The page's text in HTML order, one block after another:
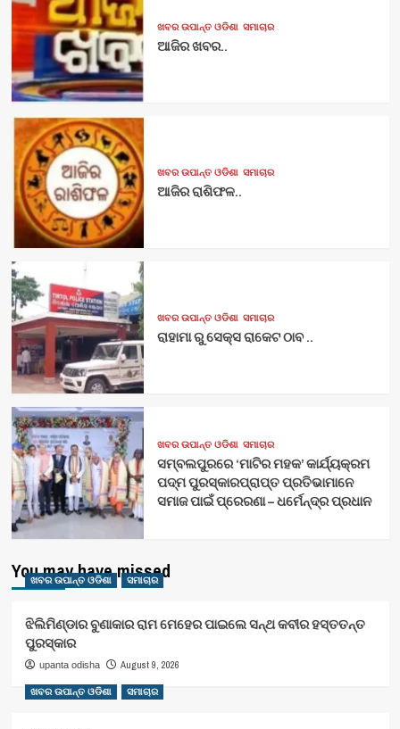
ଖବର ଉପାନ୍ତ ଓଡିଶା ସମାଚାର
ଆଜିର ଖବର..
ଖବର ଉପାନ୍ତ ଓଡିଶା ସମାଚାର
ଆଜିର ରାଶିଫଳ..
ଖବର ଉପାନ୍ତ ଓଡିଶା ସମାଚାର
ରାହାମା ରୁ ସେକ୍ସ ରାକେଟ ଠାବ ..
ଖବର ଉପାନ୍ତ ଓଡିଶା ସମାଚାର
ସମ୍ବଲପୁରରେ ‘ମାଟିର ମହକ’ କାର୍ଯ୍ୟକ୍ରମ
ପଦ୍ମ ପୁରସ୍କାରପ୍ରାପ୍ତ ପ୍ରତିଭାମାନେ
ସମାଜ ପାଇଁ ପ୍ରେରଣା – ଧର୍ମେନ୍ଦ୍ର ପ୍ରଧାନ
You may have missed
ଖବର ଉପାନ୍ତ ଓଡିଶା ସମାଚାର
ଝିଲିମିଣ୍ଡାର ବୁଣାକାର ରାମ ମେହେର ପାଇଲେ ସନ୍ଥ କବୀର ହସ୍ତତନ୍ତ
ପୁରସ୍କାର
upanta odisha August 9, 2026
ଖବର ଉପାନ୍ତ ଓଡିଶା ସମାଚାର